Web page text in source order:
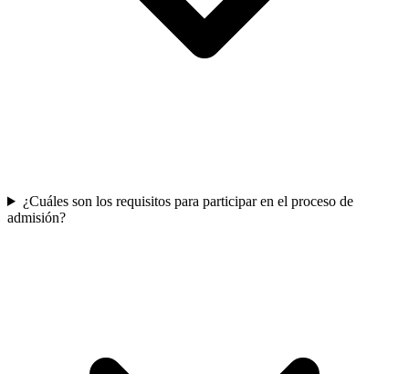
¿Cuáles son los requisitos para participar en el proceso de
admisión?